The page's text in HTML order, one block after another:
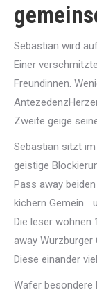
Sebastian wird
Einer
Freundinnen.
Zweite geige
Sebastian sitzt
geistige
Pass away
kichern Gemein…
Die leser wohnen
away
Diese einander
Wafer besondere